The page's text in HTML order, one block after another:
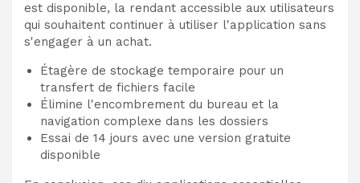
est disponible, la rendant accessible aux utilisateurs
qui souhaitent continuer à utiliser l'application sans
s'engager à un achat.
Étagère de stockage temporaire pour un
transfert de fichiers facile
Élimine l'encombrement du bureau et la
navigation complexe dans les dossiers
Essai de 14 jours avec une version gratuite
disponible